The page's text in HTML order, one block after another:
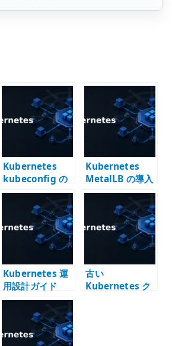
Kubernetes
kubeconfig の
管理 – 複数クラ
スタと context
を使い分ける
Kubernetes
MetalLB の導入
– LoadBalancer
Service をオン
プレ環境で成立
させる
Kubernetes 運
用設計ガイド
古い
Kubernetes ク